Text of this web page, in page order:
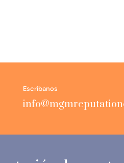
Escríbanos